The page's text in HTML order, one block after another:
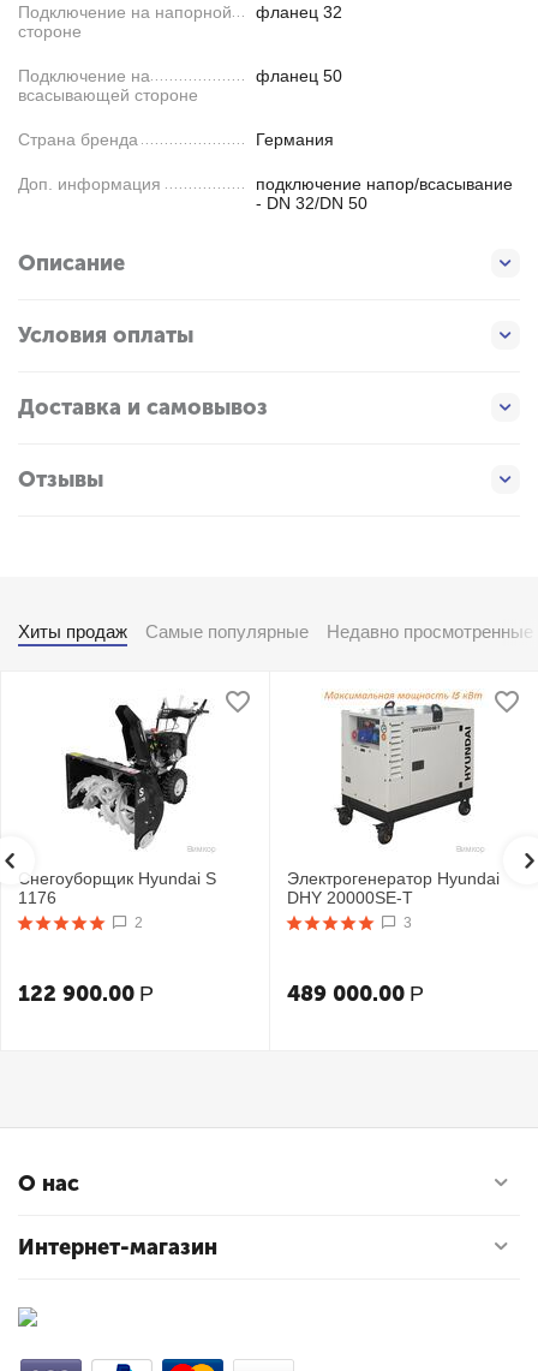
Подключение на напорной
стороне
фланец 32
Подключение на
всасывающей стороне
фланец 50
Страна бренда Германия
Доп. информация
подключение напор/всасывание
- DN 32/DN 50
Описание
Условия оплаты
Доставка и самовывоз
Отзывы
Хиты продаж Самые популярные Недавно просмотренные
Снегоуборщик Hyundai S
1176
2
122 900.00 Р
Электрогенератор Hyundai
DHY 20000SE-T
3
489 000.00 Р
О нас
Интернет-магазин